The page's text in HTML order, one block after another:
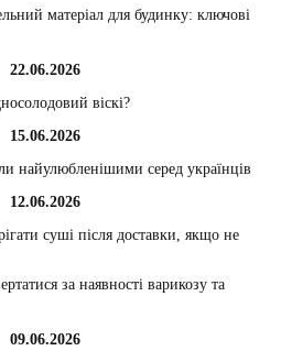
матеріал для будинку: ключові
22.06.2026
віскі?
15.06.2026
найулюбленішими серед українців
12.06.2026
суші після доставки, якщо не
за наявності варикозу та
09.06.2026